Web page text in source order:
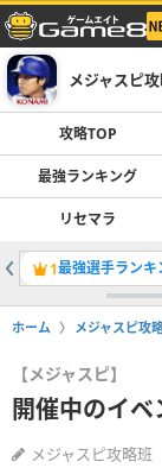
メジャスピ
攻略TOP
最強ランキング
リセマラ
1最強選手ラン
ホーム メジャスピ攻
【メジャスピ】
開催中のイ
メジャスピ攻略班